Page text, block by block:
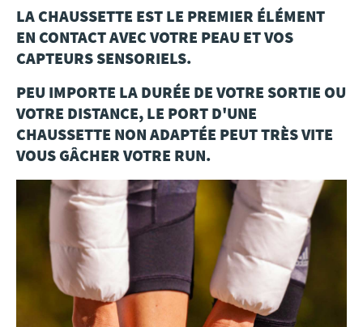
Tests Produits
Partenaires
Presse
LA CHAUSSETTE EST LE PREMIER ÉLÉMENT
EN CONTACT AVEC VOTRE PEAU ET VOS
CAPTEURS SENSORIELS.
PEU IMPORTE LA DURÉE DE VOTRE SORTIE OU
VOTRE DISTANCE, LE PORT D'UNE
CHAUSSETTE NON ADAPTÉE PEUT TRÈS VITE
VOUS GÂCHER VOTRE RUN.